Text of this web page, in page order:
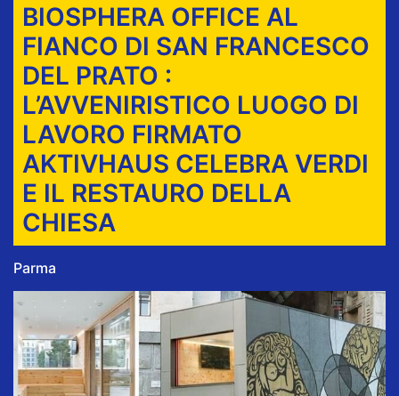
BIOSPHERA OFFICE AL
FIANCO DI SAN FRANCESCO
DEL PRATO :
L’AVVENIRISTICO LUOGO DI
LAVORO FIRMATO
AKTIVHAUS CELEBRA VERDI
E IL RESTAURO DELLA
CHIESA
Parma